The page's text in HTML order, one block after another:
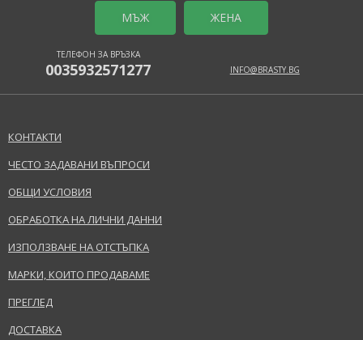
MЪЖ ЖЕНА
ТЕЛЕФОН ЗА ВРЪЗКА
0035932571277 INFO@BRASTY.BG
КОНТАКТИ
ЧЕСТО ЗАДАВАНИ ВЪПРОСИ
ОБЩИ УСЛОВИЯ
ОБРАБОТКА НА ЛИЧНИ ДАННИ
ИЗПОЛЗВАНЕ НА ОТСТЪПКА
МАРКИ, КОИТО ПРОДАВАМЕ
ПРЕГЛЕД
ДОСТАВКА